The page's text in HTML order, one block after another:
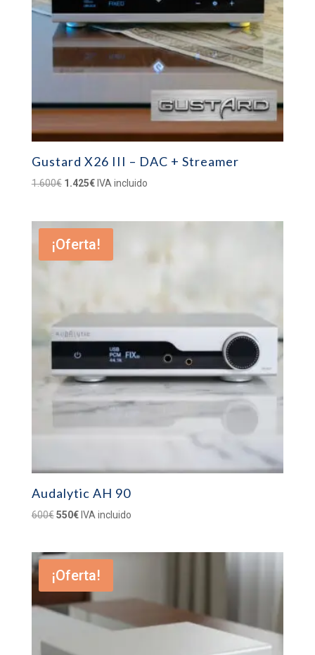
Gustard X26 III – DAC + Streamer
1.600€ El
era:
1.600€.
1.425€El
es:
1.425€.
IVA incluido
¡Oferta!
Audalytic AH 90
600€ El
era:
600€.
550€El
es:
550€.
IVA incluido
¡Oferta!